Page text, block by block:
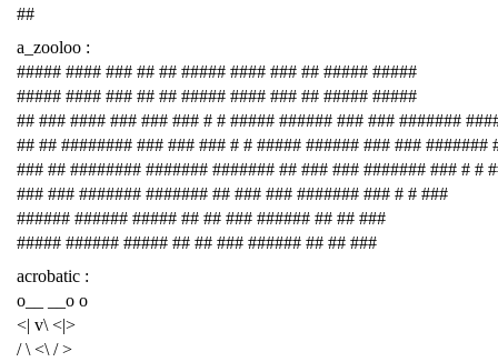
##
a_zooloo :
##### #### ### ## ## ##### #### ### ## ##### #####
##### #### ### ## ## ##### #### ### ## ##### #####
## ### #### ### ### ### # # ##### ###### ### ### #######
## ## ######## ### ### ### # # ##### ###### ### ### #######
### ## ######## ####### ####### ## ### ### ####### ### # #
### ### ####### ####### ## ### ### ####### ### # # ###
###### ###### ##### ## ## ### ###### ## ## ###
##### ###### ##### ## ## ### ###### ## ## ###
acrobatic :
o__ __o o
<| v\ <|>
/ \ <\ / >